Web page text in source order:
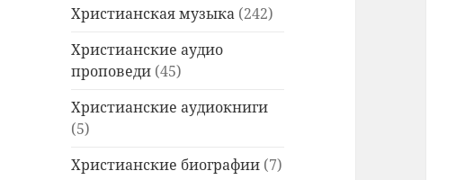
Христианская музыка (242)
Христианские аудио
проповеди (45)
Христианские аудиокниги
(5)
Христианские биографии (7)